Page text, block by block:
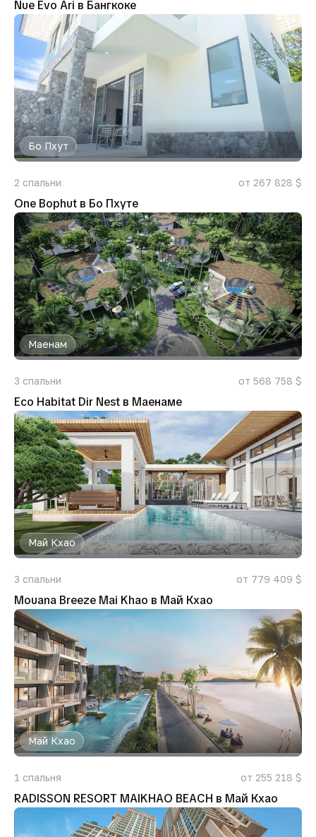
Nue Evo Ari в Бангкоке
Бо Пхут
2 спальни от 267 828 $
One Bophut в Бо Пхуте
Маенам
3 спальни от 568 758 $
Eco Habitat Dir Nest в Маенаме
Май Кхао
3 спальни от 779 409 $
Mouana Breeze Mai Khao в Май Кхао
Май Кхао
1 спальня от 255 218 $
RADISSON RESORT MAIKHAO BEACH в Май Кхао